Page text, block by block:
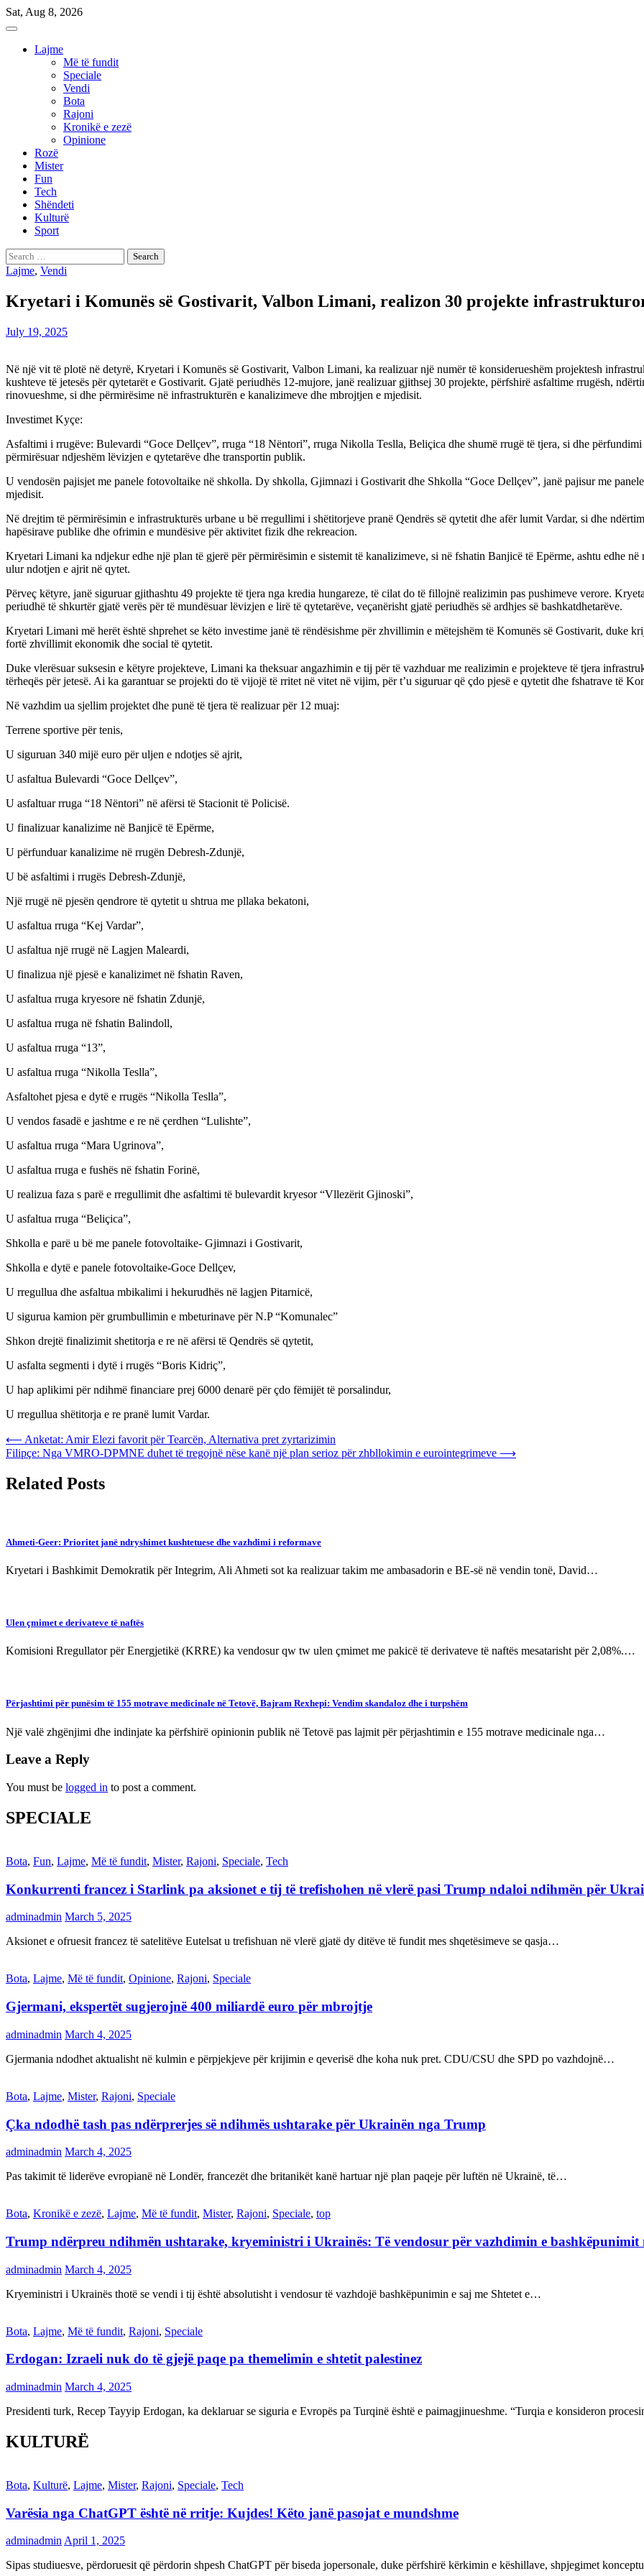
Skip
to
Sat, Aug 8, 2026
Lajme
Më të fundit
Speciale
Vendi
Bota
Rajoni
Kronikë e zezë
Opinione
Rozë
Mister
Fun
Tech
Shëndeti
Kulturë
Sport
Search
for:
Lajme, Vendi
Kryetari i Komunës së Gostivarit, Valbon Limani, realizon 30 projekte
July 19, 2025
Në një vit të plotë në detyrë, Kryetari i Komunës së Gostivarit, Valbon Limani, ka realizuar një numër të konsiderueshëm projektesh
kushteve të jetesës për qytetarët e Gostivarit. Gjatë periudhës 12-mujore, janë realizuar gjithsej 30 projekte, përfshirë asfaltime rrugësh,
rinovueshme, si dhe përmirësime në infrastrukturën e kanalizimeve dhe mbrojtjen e mjedisit.
Investimet Kyçe:
Asfaltimi i rrugëve: Bulevardi “Goce Dellçev”, rruga “18 Nëntori”, rruga Nikolla Teslla, Beliçica dhe shumë rrugë të tjera, si dhe
përmirësuar ndjeshëm lëvizjen e qytetarëve dhe transportin publik.
U vendosën pajisjet me panele fotovoltaike në shkolla. Dy shkolla, Gjimnazi i Gostivarit dhe Shkolla “Goce Dellçev”, janë pajisur me
mjedisit.
Në drejtim të përmirësimin e infrastrukturës urbane u bë rregullimi i shëtitorjeve pranë Qendrës së qytetit dhe afër lumit Vardar, si dhe
hapësirave publike dhe ofrimin e mundësive për aktivitet fizik dhe rekreacion.
Kryetari Limani ka ndjekur edhe një plan të gjerë për përmirësimin e sistemit të kanalizimeve, si në fshatin Banjicë të Epërme, ashtu edhe
ulur ndotjen e ajrit në qytet.
Përveç këtyre, janë siguruar gjithashtu 49 projekte të tjera nga kredia hungareze, të cilat do të fillojnë realizimin pas pushimeve verore.
periudhë të shkurtër gjatë verës për të mundësuar lëvizjen e lirë të qytetarëve, veçanërisht gjatë periudhës së ardhjes së bashkatdhetarëve.
Kryetari Limani më herët është shprehet se këto investime janë të rëndësishme për zhvillimin e mëtejshëm të Komunës së Gostivarit, duke
fortë zhvillimit ekonomik dhe social të qytetit.
Duke vlerësuar suksesin e këtyre projekteve, Limani ka theksuar angazhimin e tij për të vazhduar me realizimin e projekteve të tjera
tërheqës për jetesë. Ai ka garantuar se projekti do të vijojë të rritet në vitet në vijim, për t’u siguruar që çdo pjesë e qytetit dhe fshatrave të
Në vazhdim ua sjellim projektet dhe punë të tjera të realizuar për 12 muaj:
Terrene sportive për tenis,
U siguruan 340 mijë euro për uljen e ndotjes së ajrit,
U asfaltua Bulevardi “Goce Dellçev”,
U asfaltuar rruga “18 Nëntori” në afërsi të Stacionit të Policisë.
U finalizuar kanalizime në Banjicë të Epërme,
U përfunduar kanalizime në rrugën Debresh-Zdunjë,
U bë asfaltimi i rrugës Debresh-Zdunjë,
Një rrugë në pjesën qendrore të qytetit u shtrua me pllaka bekatoni,
U asfaltua rruga “Kej Vardar”,
U asfaltua një rrugë në Lagjen Maleardi,
U finalizua një pjesë e kanalizimet në fshatin Raven,
U asfaltua rruga kryesore në fshatin Zdunjë,
U asfaltua rruga në fshatin Balindoll,
U asfaltua rruga “13”,
U asfaltua rruga “Nikolla Teslla”,
Asfaltohet pjesa e dytë e rrugës “Nikolla Teslla”,
U vendos fasadë e jashtme e re në çerdhen “Lulishte”,
U asfaltua rruga “Mara Ugrinova”,
U asfaltua rruga e fushës në fshatin Forinë,
U realizua faza s parë e rregullimit dhe asfaltimi të bulevardit kryesor “Vllezërit Gjinoski”,
U asfaltua rruga “Beliçica”,
Shkolla e parë u bë me panele fotovoltaike- Gjimnazi i Gostivarit,
Shkolla e dytë e panele fotovoltaike-Goce Dellçev,
U rregullua dhe asfaltua mbikalimi i hekurudhës në lagjen Pitarnicë,
U sigurua kamion për grumbullimin e mbeturinave për N.P “Komunalec”
Shkon drejtë finalizimit shetitorja e re në afërsi të Qendrës së qytetit,
U asfalta segmenti i dytë i rrugës “Boris Kidriç”,
U hap aplikimi për ndihmë financiare prej 6000 denarë për çdo fëmijët të porsalindur,
U rregullua shëtitorja e re pranë lumit Vardar.
Post
navigation
⟵ Anketat: Amir Elezi favorit për Tearcën, Alternativa pret zyrtarizimin
Filipçe: Nga VMRO-DPMNE duhet të tregojnë nëse kanë një plan serioz për zhbllokimin e eurointegrimeve ⟶
Related Posts
Ahmeti-Geer: Prioritet janë ndryshimet kushtetuese dhe vazhdimi i reformave
Kryetari i Bashkimit Demokratik për Integrim, Ali Ahmeti sot ka realizuar takim me ambasadorin e BE-së në vendin tonë, David…
Ulen çmimet e derivateve të naftës
Komisioni Rregullator për Energjetikë (KRRE) ka vendosur qw tw ulen çmimet me pakicë të derivateve të naftës mesatarisht për 2,08%.…
Përjashtimi për punësim të 155 motrave medicinale në Tetovë, Bajram Rexhepi: Vendim skandaloz dhe i turpshëm
Një valë zhgënjimi dhe indinjate ka përfshirë opinionin publik në Tetovë pas lajmit për përjashtimin e 155 motrave medicinale nga…
Leave a Reply
You must be logged in to post a comment.
SPECIALE
Bota, Fun, Lajme, Më të fundit, Mister, Rajoni, Speciale, Tech
Konkurrenti francez i Starlink pa aksionet e tij të trefishohen në vlerë pasi Trump ndaloi ndihmën për
adminadmin March 5, 2025
Aksionet e ofruesit francez të satelitëve Eutelsat u trefishuan në vlerë gjatë dy ditëve të fundit mes shqetësimeve se qasja…
Bota, Lajme, Më të fundit, Opinione, Rajoni, Speciale
Gjermani, ekspertët sugjerojnë 400 miliardë euro për mbrojtje
adminadmin March 4, 2025
Gjermania ndodhet aktualisht në kulmin e përpjekjeve për krijimin e qeverisë dhe koha nuk pret. CDU/CSU dhe SPD po vazhdojnë…
Bota, Lajme, Mister, Rajoni, Speciale
Çka ndodhë tash pas ndërprerjes së ndihmës ushtarake për Ukrainën nga Trump
adminadmin March 4, 2025
Pas takimit të liderëve evropianë në Londër, francezët dhe britanikët kanë hartuar një plan paqeje për luftën në Ukrainë, të…
Bota, Kronikë e zezë, Lajme, Më të fundit, Mister, Rajoni, Speciale, top
Trump ndërpreu ndihmën ushtarake, kryeministri i Ukrainës: Të vendosur për vazhdimin e bashkëpunimit
adminadmin March 4, 2025
Kryeministri i Ukrainës thotë se vendi i tij është absolutisht i vendosur të vazhdojë bashkëpunimin e saj me Shtetet e…
Bota, Lajme, Më të fundit, Rajoni, Speciale
Erdogan: Izraeli nuk do të gjejë paqe pa themelimin e shtetit palestinez
adminadmin March 4, 2025
Presidenti turk, Recep Tayyip Erdogan, ka deklaruar se siguria e Evropës pa Turqinë është e paimagjinueshme. “Turqia e konsideron
KULTURË
Bota, Kulturë, Lajme, Mister, Rajoni, Speciale, Tech
Varësia nga ChatGPT është në rritje: Kujdes! Këto janë pasojat e mundshme
adminadmin April 1, 2025
Sipas studiuesve, përdoruesit që përdorin shpesh ChatGPT për biseda jopersonale, duke përfshirë kërkimin e këshillave, shpjegimet